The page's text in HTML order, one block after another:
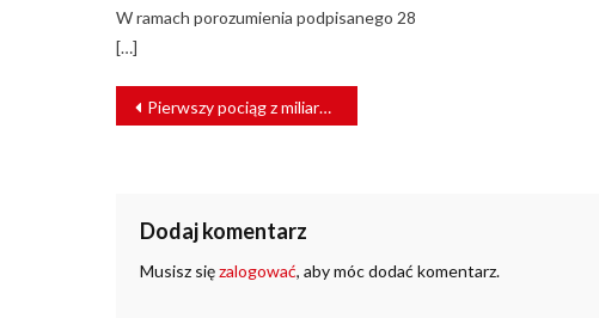
W ramach porozumienia podpisanego 28
[…]
NAWIGACJA
WPISU
Pierwszy pociąg z miliardowego zamówienia w produkcji
Dodaj komentarz
Musisz sięzalogować, aby móc dodać komentarz.